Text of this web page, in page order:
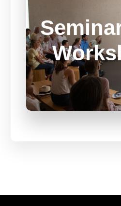
Mit unseren
erweiterst Du